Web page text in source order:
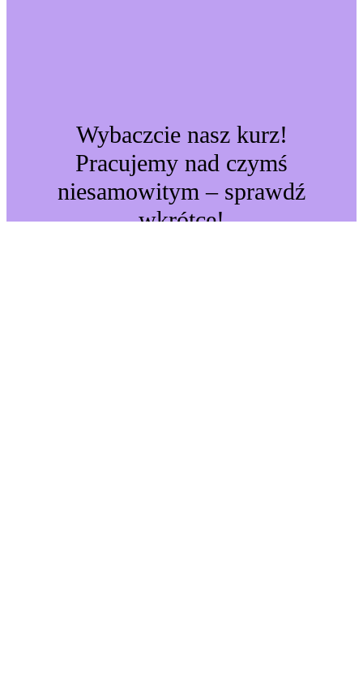
Wybaczcie nasz kurz!
Pracujemy nad czymś
niesamowitym – sprawdź
wkrótce!